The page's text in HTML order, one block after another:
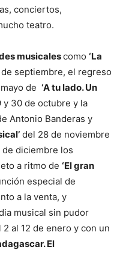
conciertos,
teatro.
musicalescomo ‘La
de septiembre, el regreso
de ‘A tu lado. Un
y 30 de octubre y la
Antonio Banderas y
del 28 de noviembre
de diciembre los
a ritmo de ‘El gran
especial de
a la venta, y
musical sin pudor
2 al 12 de enero y con un
El